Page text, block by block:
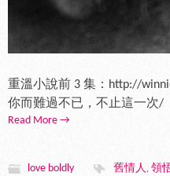
重溫小說前 3 集：http://
你而難過不已，不止這一次
Read More →
love boldly 舊情人, 領